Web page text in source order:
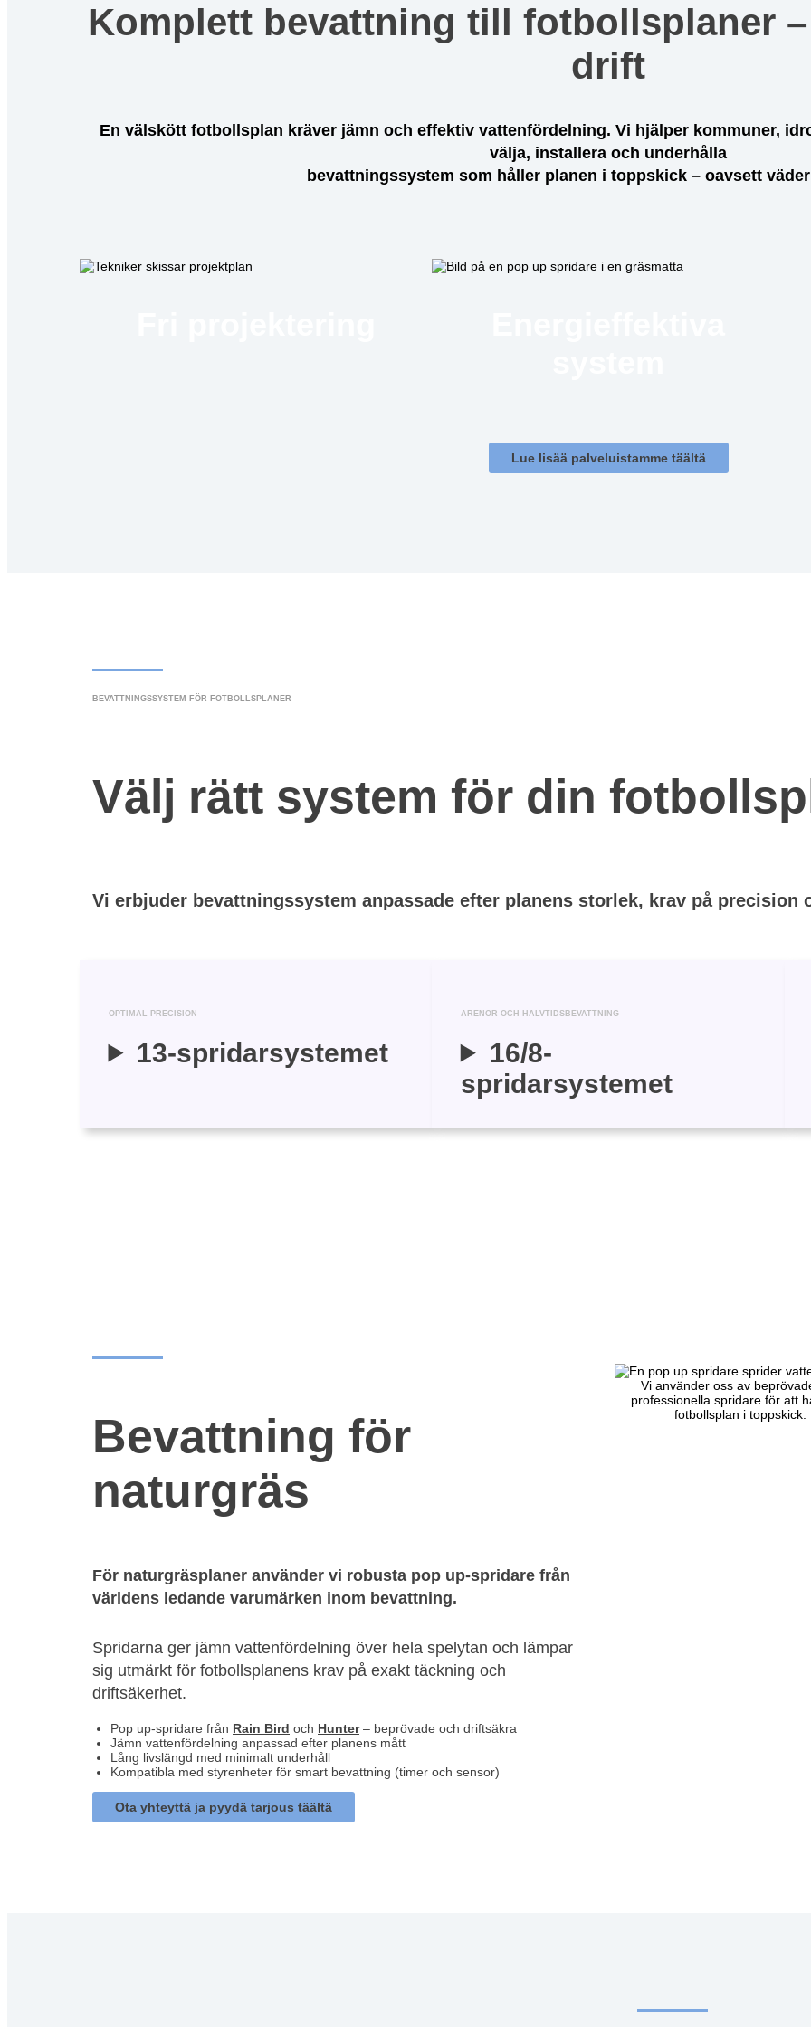
Komplett bevattning till fotbollsplaner
drift
En välskött fotbollsplan kräver jämn och effektiv vattenfördelning. Vi hjälper kommuner,
välja, installera och underhålla
bevattningssystem som håller planen i toppskick – oavsett
Lue lisää palveluistamme täältä
BEVATTNINGSSYSTEM FÖR FOTBOLLSPLANER
Välj rätt system för din
Vi erbjuder bevattningssystem anpassade efter planens storlek, krav på
OPTIMAL PRECISION
13-spridarsystemet
ARENOR OCH HALVTIDSBEVATTNING
16/8-
spridarsystemet
Bevattning för
naturgräs
För naturgräsplaner använder vi robusta pop up-spridare från
världens ledande varumärken inom bevattning.
Spridarna ger jämn vattenfördelning över hela spelytan och lämpar
sig utmärkt för fotbollsplanens krav på exakt täckning och
driftsäkerhet.
Pop up-spridare från Rain Bird och Hunter– beprövade och driftsäkra
Jämn vattenfördelning anpassad efter planens mått
Lång livslängd med minimalt underhåll
Kompatibla med styrenheter för smart bevattning (timer och sensor)
Ota yhteyttä ja pyydä tarjous täältä
Vi använder oss av
professionella spridare för att
fotbollsplan i toppskick.